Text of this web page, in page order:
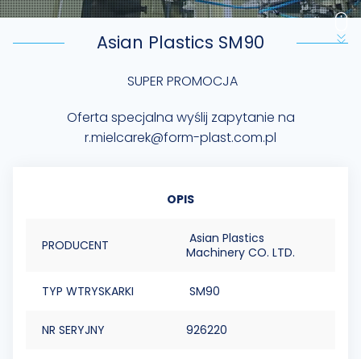
Asian Plastics SM90
SUPER PROMOCJA
Oferta specjalna wyślij zapytanie na
r.mielcarek@form-plast.com.pl
OPIS
PRODUCENT
Asian Plastics
Machinery CO. LTD.
TYP WTRYSKARKI SM90
NR SERYJNY 926220